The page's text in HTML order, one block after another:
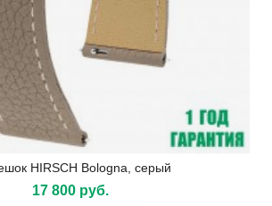
HIRSCH Bologna, серый
17 800 руб.